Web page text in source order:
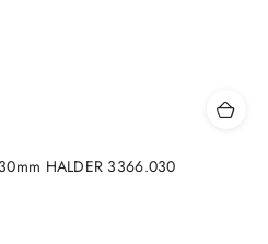
HALDER 3366.030